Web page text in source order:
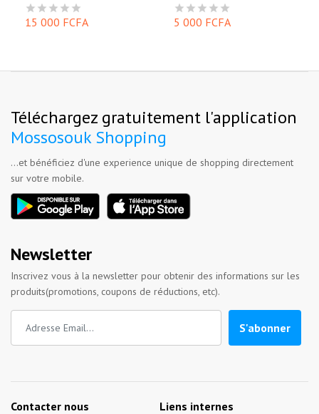
15 000 FCFA 5 000 FCFA
Téléchargez gratuitement l'application
Mossosouk Shopping
...et bénéficiez d'une experience unique de shopping directement
sur votre mobile.
Newsletter
Inscrivez vous à la newsletter pour obtenir des informations sur les
produits(promotions, coupons de réductions, etc).
S'abonner
Contacter nous Liens internes